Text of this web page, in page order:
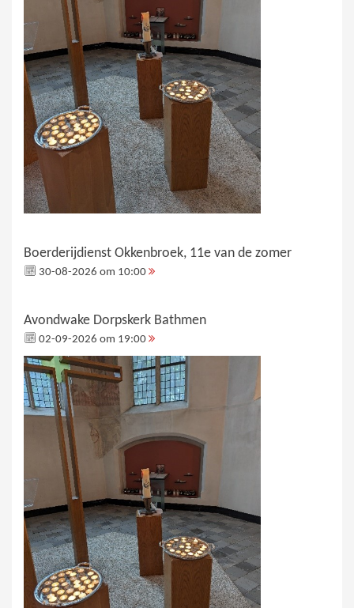
Boerderijdienst Okkenbroek, 11e van de zomer
30-08-2026 om 10:00
Avondwake Dorpskerk Bathmen
02-09-2026 om 19:00